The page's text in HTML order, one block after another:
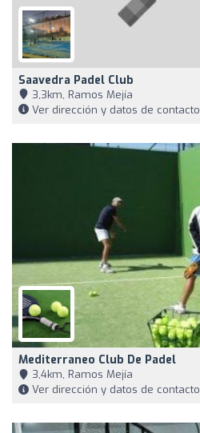
Saavedra Padel Club
3,3km, Ramos Mejía
Ver dirección y datos de contacto
Mediterraneo Club De Padel
3,4km, Ramos Mejía
Ver dirección y datos de contacto